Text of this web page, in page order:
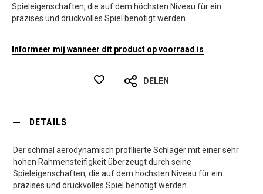
Spieleigenschaften, die auf dem höchsten Niveau für ein
präzises und druckvolles Spiel benötigt werden.
Informeer mij wanneer dit product op voorraad is
DELEN
DETAILS
Der schmal aerodynamisch profilierte Schläger mit einer sehr
hohen Rahmensteifigkeit überzeugt durch seine
Spieleigenschaften, die auf dem höchsten Niveau für ein
präzises und druckvolles Spiel benötigt werden.